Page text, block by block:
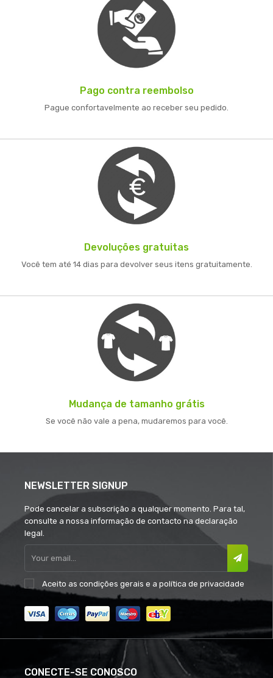
Pago contra reembolso
Pague confortavelmente ao receber seu pedido.
Devoluções gratuitas
Você tem até 14 dias para devolver seus itens gratuitamente.
Mudança de tamanho grátis
Se você não vale a pena, mudaremos para você.
NEWSLETTER SIGNUP
Pode cancelar a subscrição a qualquer momento. Para tal,
consulte a nossa informação de contacto na declaração
legal.
Aceito as condições gerais e a política de privacidade
CONECTE-SE CONOSCO